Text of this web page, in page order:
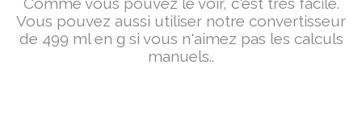
Vous pouvez aussi utiliser notre convertisseur
de 499 ml en g si vous n'aimez pas les calculs
manuels..